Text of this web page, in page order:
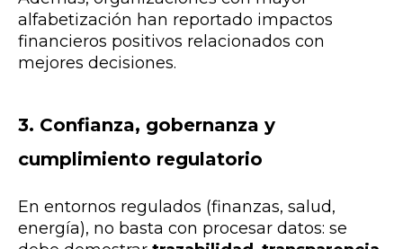
alfabetización han reportado impactos
financieros positivos relacionados con
mejores decisiones.
3. Confianza, gobernanza y
cumplimiento regulatorio
En entornos regulados (finanzas, salud,
energía), no basta con procesar datos: se